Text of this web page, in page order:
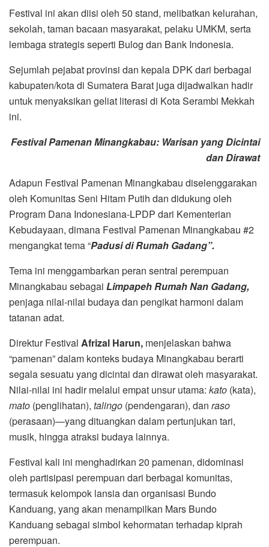
Festival ini akan diisi oleh 50 stand, melibatkan kelurahan,
sekolah, taman bacaan masyarakat, pelaku UMKM, serta
lembaga strategis seperti Bulog dan Bank Indonesia.
Sejumlah pejabat provinsi dan kepala DPK dari berbagai
kabupaten/kota di Sumatera Barat juga dijadwalkan hadir
untuk menyaksikan geliat literasi di Kota Serambi Mekkah
ini.
Festival Pamenan Minangkabau: Warisan yang Dicintai
dan Dirawat
Adapun Festival Pamenan Minangkabau diselenggarakan
oleh Komunitas Seni Hitam Putih dan didukung oleh
Program Dana Indonesiana-LPDP dari Kementerian
Kebudayaan, dimana Festival Pamenan Minangkabau #2
mengangkat tema “Padusi di Rumah Gadang”.
Tema ini menggambarkan peran sentral perempuan
Minangkabau sebagai Limpapeh Rumah Nan Gadang,
penjaga nilai-nilai budaya dan pengikat harmoni dalam
tatanan adat.
Direktur Festival Afrizal Harun, menjelaskan bahwa
“pamenan” dalam konteks budaya Minangkabau berarti
segala sesuatu yang dicintai dan dirawat oleh masyarakat.
Nilai-nilai ini hadir melalui empat unsur utama: kato (kata),
mato (penglihatan), talingo (pendengaran), dan raso
(perasaan)—yang dituangkan dalam pertunjukan tari,
musik, hingga atraksi budaya lainnya.
Festival kali ini menghadirkan 20 pamenan, didominasi
oleh partisipasi perempuan dari berbagai komunitas,
termasuk kelompok lansia dan organisasi Bundo
Kanduang, yang akan menampilkan Mars Bundo
Kanduang sebagai simbol kehormatan terhadap kiprah
perempuan.